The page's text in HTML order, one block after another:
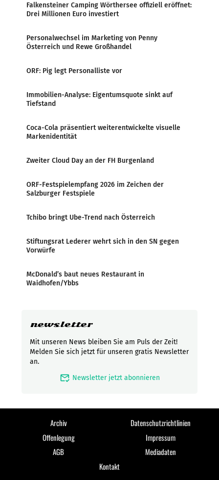
Falkensteiner Camping Wörthersee offiziell eröffnet:
Drei Millionen Euro investiert
Personalwechsel im Marketing von Penny
Österreich und Rewe Großhandel
ORF: Pig legt Personalliste vor
Immobilien-Analyse: Eigentumsquote sinkt auf
Tiefstand
Coca-Cola präsentiert weiterentwickelte visuelle
Markenidentität
Zweiter Cloud Day an der FH Burgenland
ORF-Festspielempfang 2026 im Zeichen der
Salzburger Festspiele
Tchibo bringt Ube-Trend nach Österreich
Stiftungsrat Lederer wehrt sich in den SN gegen
Vorwürfe
McDonald’s baut neues Restaurant in
Waidhofen/Ybbs
newsletter
Mit unseren News bleiben Sie am Puls der Zeit!
Melden Sie sich jetzt für unseren gratis Newsletter
an.
mark_email_read Newsletter jetzt abonnieren
Archiv
Datenschutzrichtlinien
Offenlegung
Impressum
AGB
Mediadaten
Kontakt